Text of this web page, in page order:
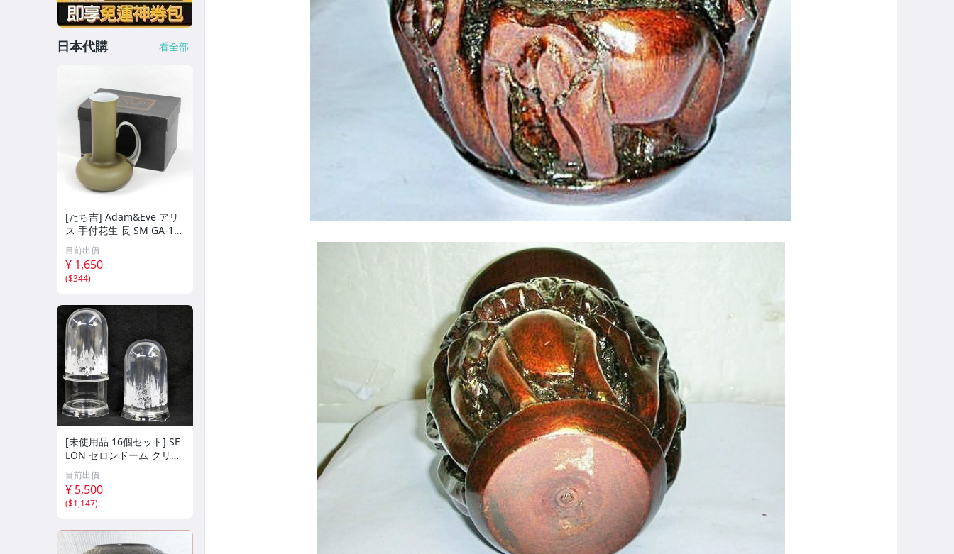
日本代購 看全部
[たち吉] Adam&Eve アリ
ス 手付花生 長 SM GA-10
6 高さ24cm
目前出價
¥ 1,650
($344)
[未使用品 16個セット] SE
LON セロンドーム クリア
ー 120L プリント アダプ
ター付 フラワーアレンジ
デコレート フィギュア 高
さ約21/28cm
目前出價
¥ 5,500
($1,147)